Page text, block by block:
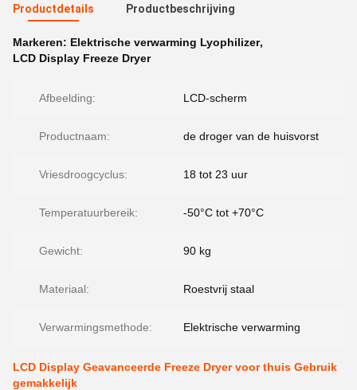
Productdetails Productbeschrijving
Markeren: Elektrische verwarming Lyophilizer,
LCD Display Freeze Dryer
Afbeelding: LCD-scherm
Productnaam: de droger van de huisvorst
Vriesdroogcyclus: 18 tot 23 uur
Temperatuurbereik: -50°C tot +70°C
Gewicht: 90 kg
Materiaal: Roestvrij staal
Verwarmingsmethode: Elektrische verwarming
LCD Display Geavanceerde Freeze Dryer voor thuis Gebruik
gemakkelijk